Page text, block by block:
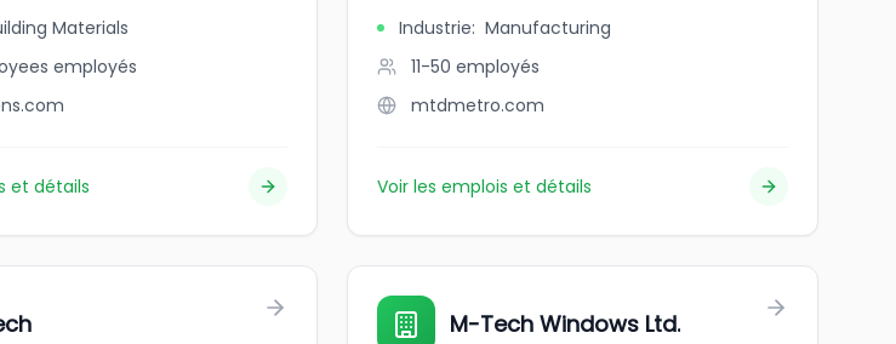
Materials
employés
et détails
Industrie: Manufacturing
11-50 employés
mtdmetro.com
Voir les emplois et détails
M-Tech Windows Ltd.